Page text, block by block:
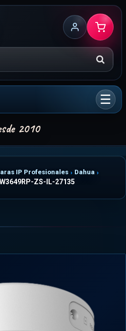
IP Profesionales
Dahua
ZS-IL-27135